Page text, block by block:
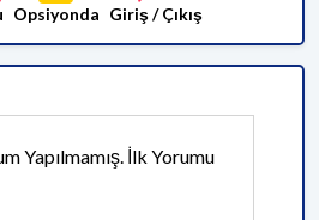
Opsiyonda Giriş / Çıkış
Yapılmamış. İlk Yorumu